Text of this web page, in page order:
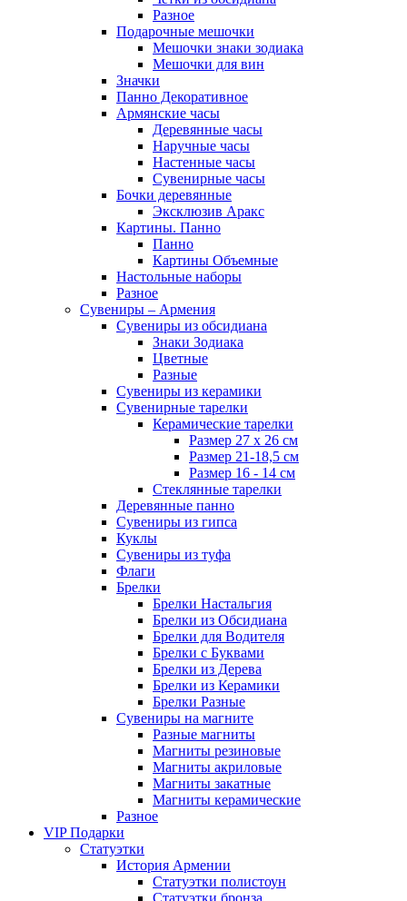
Разное
Подарочные мешочки
Мешочки знаки зодиака
Мешочки для вин
Значки
Панно Декоративное
Армянские часы
Деревянные часы
Наручные часы
Настенные часы
Сувенирные часы
Бочки деревянные
Эксклюзив Аракс
Картины. Панно
Панно
Картины Объемные
Настольные наборы
Разное
Сувениры – Армения
Сувениры из обсидиана
Знаки Зодиака
Цветные
Разные
Сувениры из керамики
Сувенирные тарелки
Керамические тарелки
Размер 27 х 26 см
Размер 21-18,5 см
Размер 16 - 14 см
Стеклянные тарелки
Деревянные панно
Сувениры из гипса
Куклы
Сувениры из туфа
Флаги
Брелки
Брелки Настальгия
Брелки из Обсидиана
Брелки для Водителя
Брелки с Буквами
Брелки из Дерева
Брелки из Керамики
Брелки Разные
Сувениры на магните
Разные магниты
Магниты резиновые
Магниты акриловые
Магниты закатные
Магниты керамические
Разное
VIP Подарки
Статуэтки
История Армении
Статуэтки полистоун
Статуэтки бронза